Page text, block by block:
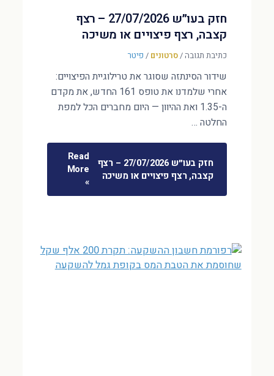
חזק בעו״ש 27/07/2026 – רצף
קצבה, רצף פיצויים או משיכה
כתיבת תגובה/סרטונים / פיטר
שידור הסינתזה שסוגר את טרילוגיית הפיצויים:
אחרי שלמדנו את טופס 161 החדש, את מקדם
ה-1.35 ואת ההיוון — היום מחברים הכל למפת
החלטה …
חזק בעו״ש 27/07/2026 – רצף
קצבה, רצף פיצויים או משיכה
Read
More
»